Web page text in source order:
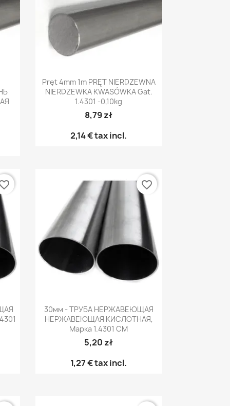
Быстрый просмотр
Pręt 4mm 1m PRĘT NIERDZEWNA
NIERDZEWKA KWASÓWKA Gat.
1.4301 -0,10kg
8,79 zł
2,14 €tax incl.
 Быстрый просмотр
30мм - ТРУБА НЕРЖАВЕЮЩАЯ
НЕРЖАВЕЮЩАЯ КИСЛОТНАЯ,
Марка 1.4301 CM
5,20 zł
1,27 €tax incl.
favorite_border